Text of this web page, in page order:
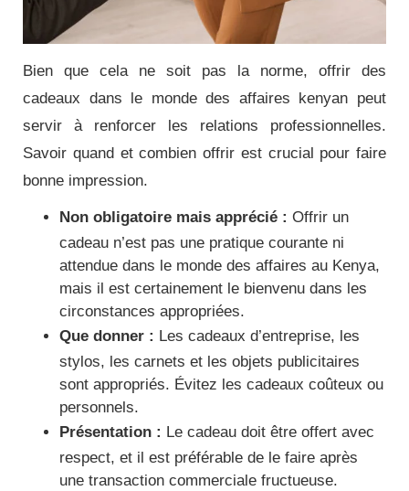
Bien que cela ne soit pas la norme, offrir des
cadeaux dans le monde des affaires kenyan peut
servir à renforcer les relations professionnelles.
Savoir quand et combien offrir est crucial pour faire
bonne impression.
Non obligatoire mais apprécié : Offrir un
cadeau n’est pas une pratique courante ni
attendue dans le monde des affaires au Kenya,
mais il est certainement le bienvenu dans les
circonstances appropriées.
Que donner : Les cadeaux d’entreprise, les
stylos, les carnets et les objets publicitaires
sont appropriés. Évitez les cadeaux coûteux ou
personnels.
Présentation : Le cadeau doit être offert avec
respect, et il est préférable de le faire après
une transaction commerciale fructueuse.